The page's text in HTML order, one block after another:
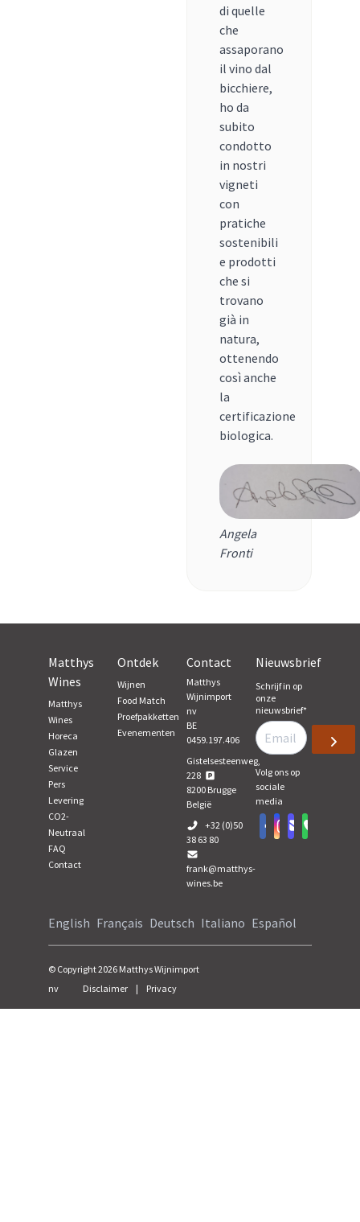
di quelle
che
assaporano
il vino dal
bicchiere,
ho da
subito
condotto
in nostri
vigneti
con
pratiche
sostenibili
e prodotti
che si
trovano
già in
natura,
ottenendo
così anche
la
certificazione
biologica.
Angela
Fronti
Matthys
Wines
Matthys
Wines
Horeca
Glazen
Service
Pers
Levering
CO2-
Neutraal
FAQ
Contact
Ontdek
Wijnen
Food Match
Proefpakketten
Evenementen
Contact
Matthys
Wijnimport
nv
BE
0459.197.406
Gistelsesteenweg,
228
8200 Brugge
België
+32 (0)50
38 63 80
frank@matthys-
wines.be
Nieuwsbrief
Schrijf in op
onze
nieuwsbrief*
Volg ons op
sociale
media
English Français Deutsch Italiano Español
© Copyright2026 Matthys Wijnimport
nv
Disclaimer | Privacy